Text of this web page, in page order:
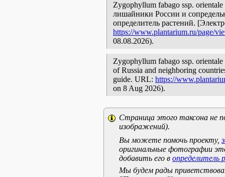
Zygophyllum fabago ssp.
лишайники России и
определитель растений.
https://www.plantarium.ru/page/
08.08.2026).
Zygophyllum fabago ssp.
of Russia and neighboring
guide. URL: https://
on 8 Aug 2026).
Страница этого таксона не
изображений).
Вы можете помочь проекту,
оригинальные фотографии
добавить его в определитель
Мы будем рады